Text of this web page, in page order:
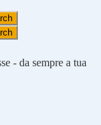
- da sempre a tua